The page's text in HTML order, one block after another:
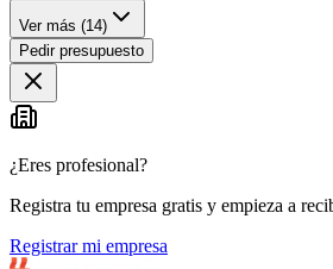
Ver más (14)
Pedir presupuesto
¿Eres profesional?
Registra tu empresa gratis y empieza a
Registrar mi empresa